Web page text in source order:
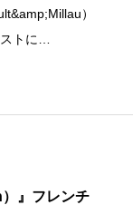
）
トに…
』フレンチ